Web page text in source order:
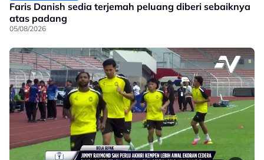
Faris Danish sedia terjemah peluang diberi sebaiknya
atas padang
05/08/2026